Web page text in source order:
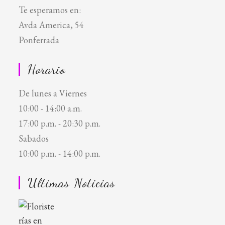
Te esperamos en:
Avda America, 54
Ponferrada
Horario
De lunes a Viernes
10:00 - 14:00 a.m.
17:00 p.m. - 20:30 p.m.
Sabados
10:00 p.m. - 14:00 p.m.
Ultimas Noticias